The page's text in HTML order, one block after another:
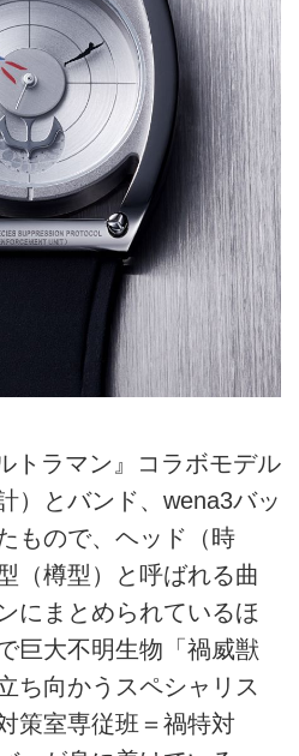
トラマン』コラボモデル
）とバンド、wena3バッ
もので、ヘッド（時
（樽型）と呼ばれる曲
にまとめられているほ
巨大不明生物「禍威獣
ち向かうスペシャリス
策室専従班＝禍特対